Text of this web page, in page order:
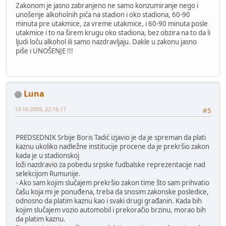
Zakonom je jasno zabranjeno ne samo konzumiranje nego i
unošenje alkoholnih pića na stadion i oko stadiona, 60-90
minuta pre utakmice, za vreme utakmice, i 60-90 minuta posle
utakmice i to na širem krugu oko stadiona, bez obzira na to da li
ljudi loču alkohol ili samo nazdravljaju. Dakle u zakonu jasno
piše i UNOŠENJE !!!
Luna
#5
13-10-2009, 22:16:11
PREDSEDNIK Srbije Boris Tadić izjavio je da je spreman da plati
kaznu ukoliko nadležne institucije procene da je prekršio zakon
kada je u stadionskoj
loži nazdravio za pobedu srpske fudbalske reprezentacije nad
selekcijom Rumunije.
- Ako sam kojim slučajem prekršio zakon time što sam prihvatio
čašu koja mi je ponuđena, treba da snosim zakonske posledice,
odnosno da platim kaznu kao i svaki drugi građanin. Kada bih
kojim slučajem vozio automobil i prekoračio brzinu, morao bih
da platim kaznu.